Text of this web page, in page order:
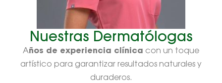
Nuestras Dermatólogas
Años de experiencia clínica con un toque
artístico para garantizar resultados naturales y
duraderos.